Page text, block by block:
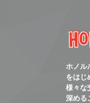
ホノル
をはじ
様々な
深める